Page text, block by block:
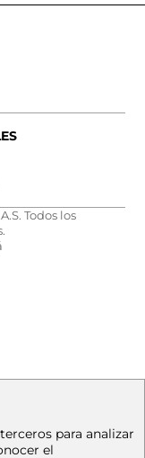
Todos los
para analizar
el